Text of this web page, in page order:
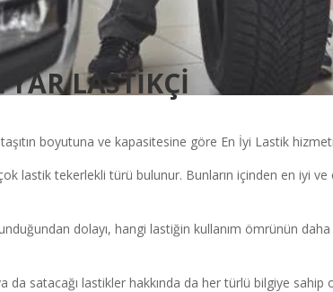
LASTİKÇİ
taşıtın boyutuna ve kapasitesine göre En İyi Lastik
lastik tekerlekli türü bulunur. Bunların içinden en iyi ve
dolayı, hangi lastiğin kullanım ömrünün
da satacağı lastikler hakkında da her türlü bilgiye sahip